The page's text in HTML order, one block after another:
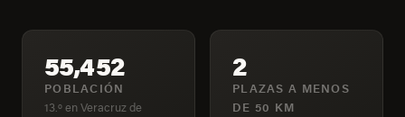
55,452
POBLACIÓN
13.º en Veracruz de
2
PLAZAS A MENOS
DE 50 KM